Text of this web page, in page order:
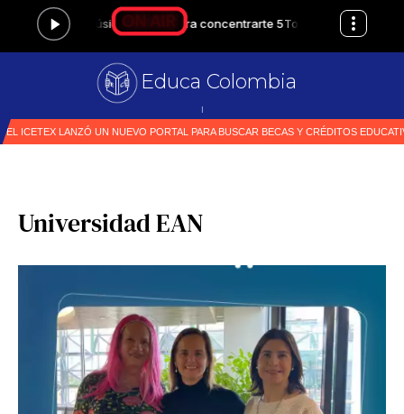
Educa Colombia
Primer medi
Universidad EAN